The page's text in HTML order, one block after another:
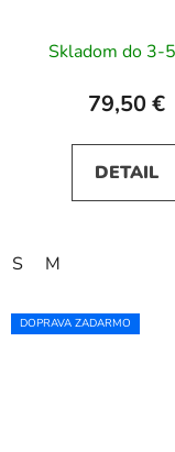
Skladom do 3-
79,50 €
DETAIL
S M
DOPRAVA ZADARMO